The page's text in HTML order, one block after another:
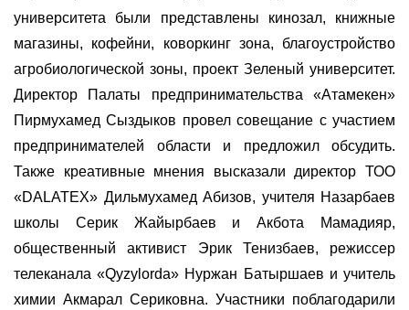
университета были представлены кинозал, книжные
магазины, кофейни, коворкинг зона, благоустройство
агробиологической зоны, проект Зеленый университет.
Директор Палаты предпринимательства «Атамекен»
Пирмухамед Сыздыков провел совещание с участием
предпринимателей области и предложил обсудить.
Также креативные мнения высказали директор ТОО
«DALATEX» Дильмухамед Абизов, учителя Назарбаев
школы Серик Жайырбаев и Акбота Мамадияр,
общественный активист Эрик Тенизбаев, режиссер
телеканала «Qyzylorda» Нуржан Батыршаев и учитель
химии Акмарал Сериковна. Участники поблагодарили